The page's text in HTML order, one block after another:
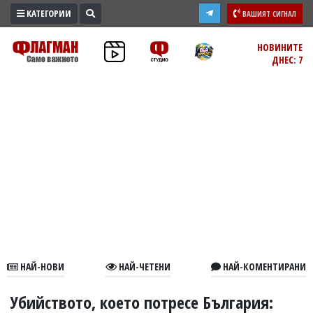
ПРОМО
ЗОНА
В
КАТЕГОРИИ ВАШИЯТ СИГНАЛ
НОВИНИТЕ
ДНЕС: 7
НАЙ-НОВИ НАЙ-ЧЕТЕНИ НАЙ-КОМЕНТИРАНИ
Убийството, което потресе България: